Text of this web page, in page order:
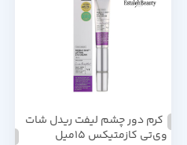
کرم دور چشم لیفت ریدل شات
وی‌تی کازمتیکس 15میل